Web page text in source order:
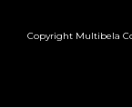
Copyright Multibela